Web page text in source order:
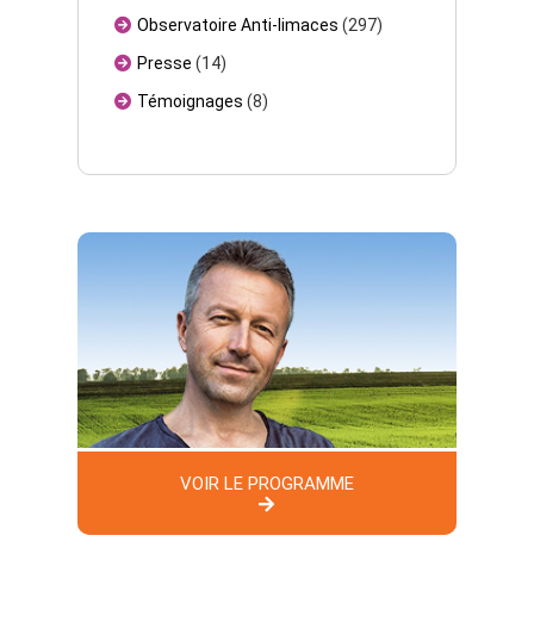
Observatoire Anti-limaces (297)
Presse (14)
Témoignages (8)
VOIR LE PROGRAMME